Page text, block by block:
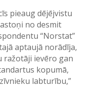
pieaug dējējvistu
no desmit
“Norstat”
aptaujā norādīja,
ražotāji ievēro gan
kopumā,
labturību,”